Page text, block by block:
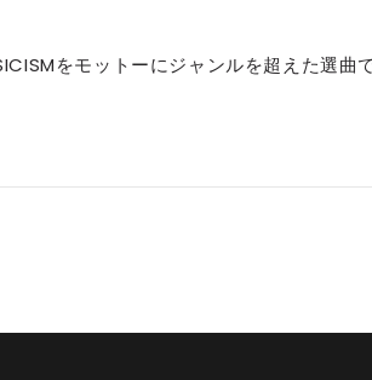
をモットーにジャンルを超えた選曲